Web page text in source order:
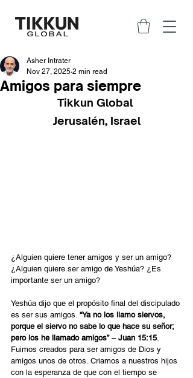
Amigos para siempre
Asher Intrater
Nov 27, 2025 2 min read
Tikkun Global
Jerusalén, Israel
¿Alguien quiere tener amigos y ser un amigo?
¿Alguien quiere ser amigo de Yeshúa? ¿Es
importante ser un amigo?
Yeshúa dijo que el propósito final del discipulado
es ser sus amigos. “Ya no los llamo siervos,
porque el siervo no sabe lo que hace su señor;
pero los he llamado amigos” – Juan 15:15.
Fuimos creados para ser amigos de Dios y
amigos unos de otros. Criamos a nuestros hijos
con la esperanza de que con el tiempo se